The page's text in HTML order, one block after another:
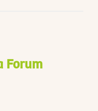
Forum